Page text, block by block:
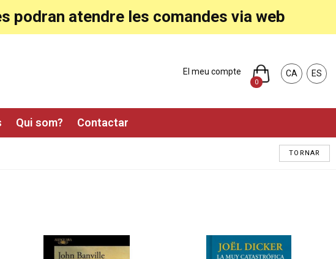
podran atendre les comandes via web
CA ES
El meu compte
0
Qui som? Contactar
TORNAR